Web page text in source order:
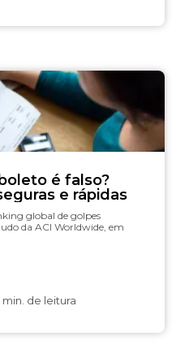
é falso?
e rápidas
global de golpes
da ACI Worldwide, em
min. de leitura